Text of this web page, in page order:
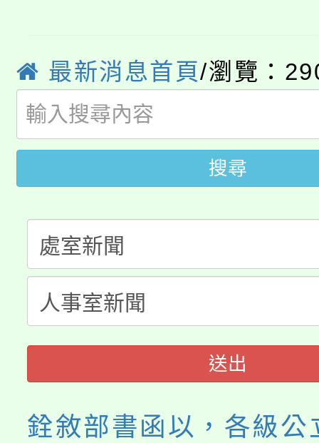
生本土語及新住民語歌
公告本校115學年度第
代理(課)教師甄選結果(
公告本校115學年度第
代理(課)教師甄選結果(
轉知中國文化大學推廣
《TA101》溝通分析基
心理、諮商輔導、社會
系所師生報名參加。
轉知苗栗縣政府辦理
門員」簡章及活動海報
踴躍報名參加。
桃園市115學年度學生
要點
「桃園市補助參觀特色
展演活動實施計畫」
115年度「教育部表揚
義教育推展貢獻獎」
最新消息首頁/瀏覽：
搜尋
送出
銓敘部書函以，各級公